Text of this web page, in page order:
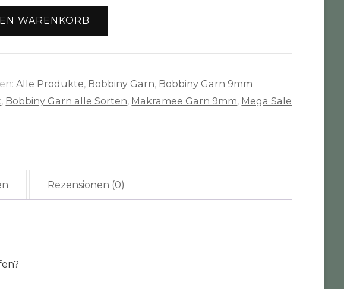
WARENKORB
Alle Produkte, Bobbiny Garn, Bobbiny Garn 9mm
, Bobbiny Garn alle Sorten, Makramee Garn 9mm, Mega Sale
Rezensionen (0)